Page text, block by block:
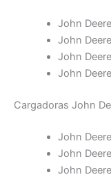
John
John
John
John
Cargadoras John
John
John
John